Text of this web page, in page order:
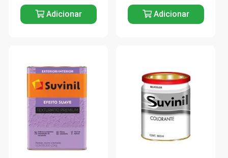
Adicionar Adicionar